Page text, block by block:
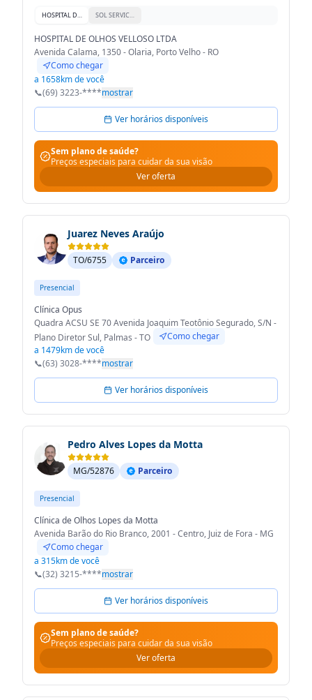
HOSPITAL DE OLHOS VELLOSO LTDASOL SERVICOS DE OFTALMOLOGIA
HOSPITAL DE OLHOS VELLOSO LTDA
Avenida Calama, 1350 - Olaria, Porto Velho - RO
Como chegar
a 1658km de você
📞(69) 3223-****mostrar
Ver horários disponíveis
Sem plano de saúde?
Preços especiais para cuidar da sua visão
Ver oferta
Juarez Neves Araújo
TO/6755 Parceiro
Presencial
Clínica Opus
Quadra ACSU SE 70 Avenida Joaquim Teotônio Segurado, S/N -
Plano Diretor Sul, Palmas - TO
Como chegar
a 1479km de você
📞(63) 3028-****mostrar
Ver horários disponíveis
Pedro Alves Lopes da Motta
MG/52876 Parceiro
Presencial
Clínica de Olhos Lopes da Motta
Avenida Barão do Rio Branco, 2001 - Centro, Juiz de Fora - MG
Como chegar
a 315km de você
📞(32) 3215-****mostrar
Ver horários disponíveis
Sem plano de saúde?
Preços especiais para cuidar da sua visão
Ver oferta